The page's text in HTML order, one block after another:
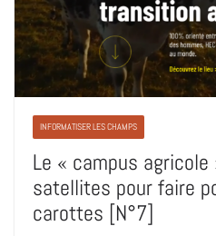
INFORMATISER LES CHAMPS
Le « campus
satellites pour faire
carottes [N°7]